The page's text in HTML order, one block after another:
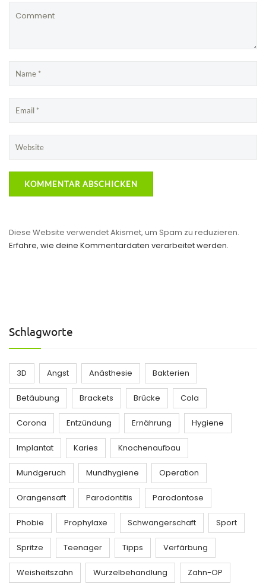
Diese Website verwendet Akismet, um Spam zu reduzieren.
Erfahre, wie deine Kommentardaten verarbeitet werden.
Schlagworte
3D Angst Anästhesie Bakterien
Betäubung Brackets Brücke Cola
Corona Entzündung Ernährung Hygiene
Implantat Karies Knochenaufbau
Mundgeruch Mundhygiene Operation
Orangensaft Parodontitis Parodontose
Phobie Prophylaxe Schwangerschaft Sport
Spritze Teenager Tipps Verfärbung
Weisheitszahn Wurzelbehandlung Zahn-OP